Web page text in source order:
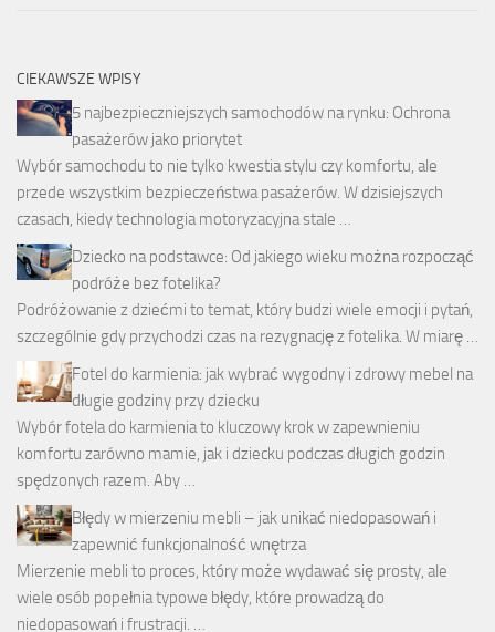
CIEKAWSZE WPISY
5 najbezpieczniejszych samochodów na rynku: Ochrona
pasażerów jako priorytet
Wybór samochodu to nie tylko kwestia stylu czy komfortu, ale
przede wszystkim bezpieczeństwa pasażerów. W dzisiejszych
czasach, kiedy technologia motoryzacyjna stale …
Dziecko na podstawce: Od jakiego wieku można rozpocząć
podróże bez fotelika?
Podróżowanie z dziećmi to temat, który budzi wiele emocji i pytań,
szczególnie gdy przychodzi czas na rezygnację z fotelika. W miarę …
Fotel do karmienia: jak wybrać wygodny i zdrowy mebel na
długie godziny przy dziecku
Wybór fotela do karmienia to kluczowy krok w zapewnieniu
komfortu zarówno mamie, jak i dziecku podczas długich godzin
spędzonych razem. Aby …
Błędy w mierzeniu mebli – jak unikać niedopasowań i
zapewnić funkcjonalność wnętrza
Mierzenie mebli to proces, który może wydawać się prosty, ale
wiele osób popełnia typowe błędy, które prowadzą do
niedopasowań i frustracji. …